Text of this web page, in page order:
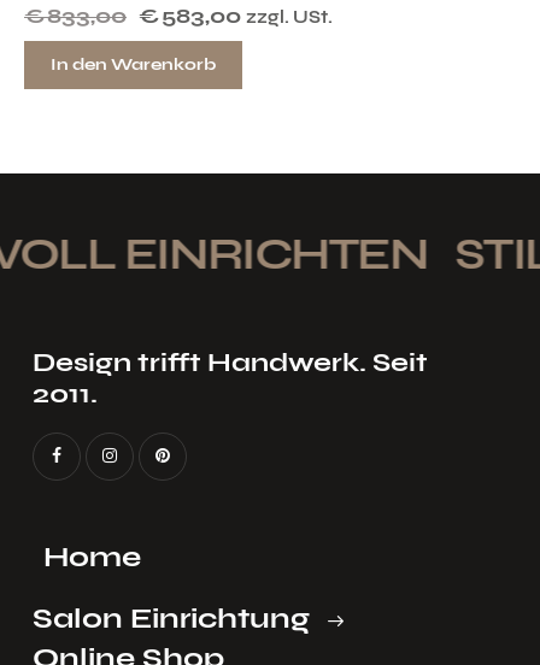
€833,00 €583,00 zzgl. USt.
In den Warenkorb
EINRICHTEN
Design trifft Handwerk. Seit
2011.
Home
Salon Einrichtung
Online Shop